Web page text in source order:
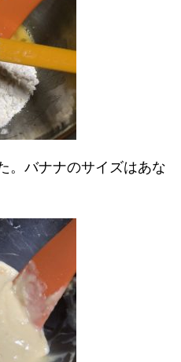
。バナナのサイズはあな